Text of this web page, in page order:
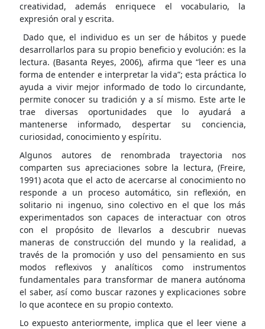
creatividad, además enriquece el vocabulario, la
expresión oral y escrita.
Dado que, el individuo es un ser de hábitos y puede
desarrollarlos para su propio beneficio y evolución: es la
lectura. (Basanta Reyes, 2006), afirma que “leer es una
forma de entender e interpretar la vida”; esta práctica lo
ayuda a vivir mejor informado de todo lo circundante,
permite conocer su tradición y a sí mismo. Este arte le
trae diversas oportunidades que lo ayudará a
mantenerse informado, despertar su conciencia,
curiosidad, conocimiento y espíritu.
Algunos autores de renombrada trayectoria nos
comparten sus apreciaciones sobre la lectura, (Freire,
1991) acota que el acto de acercarse al conocimiento no
responde a un proceso automático, sin reflexión, en
solitario ni ingenuo, sino colectivo en el que los más
experimentados son capaces de interactuar con otros
con el propósito de llevarlos a descubrir nuevas
maneras de construcción del mundo y la realidad, a
través de la promoción y uso del pensamiento en sus
modos reflexivos y analíticos como instrumentos
fundamentales para transformar de manera autónoma
el saber, así como buscar razones y explicaciones sobre
lo que acontece en su propio contexto.
Lo expuesto anteriormente, implica que el leer viene a